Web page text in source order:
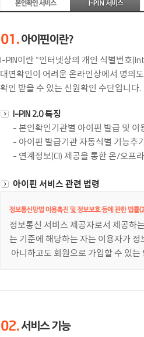
I-PIN이란 “인터넷상의 개인 식별번호
대면확인이 어려운 온라인상에서 명의
확인 받을 수 있는 신원확인 수단입니다.
I-PIN 2.0 특징
- 본인확인기관별 아이핀 발급 및 이
- 아이핀 발급기관 자동식별 기능추
- 연계정보(CI) 제공을 통한 온/오프
아이핀 서비스 관련 법령
정보통신 서비스 제공자로서 제공하
는 기준에 해당하는 자는 이용자가
아니하고도 회원으로 가입할 수 있